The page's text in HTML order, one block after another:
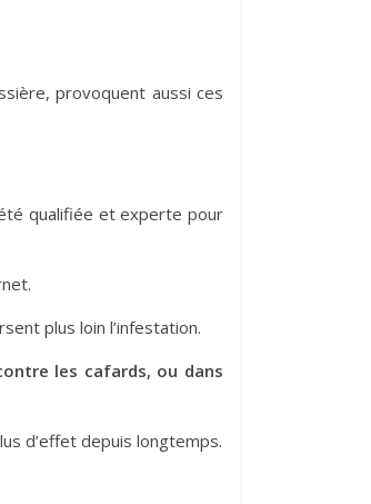
provoquent aussi ces
qualifiée et experte pour
plus loin l’infestation.
les cafards, ou dans
d’effet depuis longtemps.